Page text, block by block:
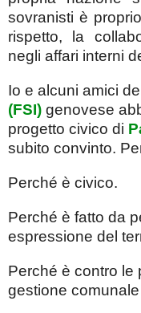
sovranisti è
rispetto, la
negli affari interni
Io e alcuni amici del
(FSI) genovese
progetto civico di
subito convinto.
Perché è civico.
Perché è fatto da
espressione del
Perché è contro le
gestione